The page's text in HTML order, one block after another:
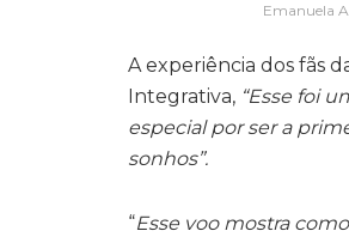
Emanuela
A experiência dos fãs
Integrativa, “Esse foi
especial por ser a
sonhos”.
“Esse voo mostra